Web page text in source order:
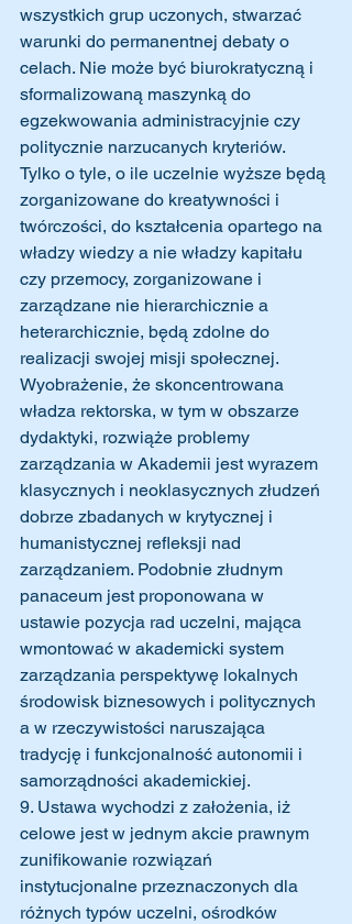
wszystkich grup uczonych, stwarzać
warunki do permanentnej debaty o
celach. Nie może być biurokratyczną i
sformalizowaną maszynką do
egzekwowania administracyjnie czy
politycznie narzucanych kryteriów.
Tylko o tyle, o ile uczelnie wyższe będą
zorganizowane do kreatywności i
twórczości, do kształcenia opartego na
władzy wiedzy a nie władzy kapitału
czy przemocy, zorganizowane i
zarządzane nie hierarchicznie a
heterarchicznie, będą zdolne do
realizacji swojej misji społecznej.
Wyobrażenie, że skoncentrowana
władza rektorska, w tym w obszarze
dydaktyki, rozwiąże problemy
zarządzania w Akademii jest wyrazem
klasycznych i neoklasycznych złudzeń
dobrze zbadanych w krytycznej i
humanistycznej refleksji nad
zarządzaniem. Podobnie złudnym
panaceum jest proponowana w
ustawie pozycja rad uczelni, mająca
wmontować w akademicki system
zarządzania perspektywę lokalnych
środowisk biznesowych i politycznych
a w rzeczywistości naruszająca
tradycję i funkcjonalność autonomii i
samorządności akademickiej.
9. Ustawa wychodzi z założenia, iż
celowe jest w jednym akcie prawnym
zunifikowanie rozwiązań
instytucjonalne przeznaczonych dla
różnych typów uczelni, ośrodków